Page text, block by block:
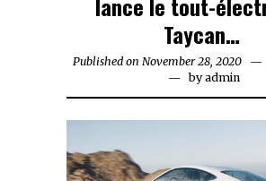
Taycan…
Published on November 28, 2020
byadmin